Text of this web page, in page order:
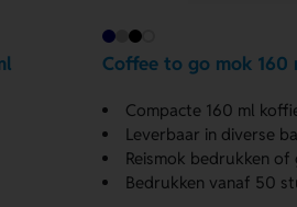
Coffee to go mok 160
Compacte 160 ml
Leverbaar in diverse
Reismok bedrukken of
Bedrukken vanaf 50